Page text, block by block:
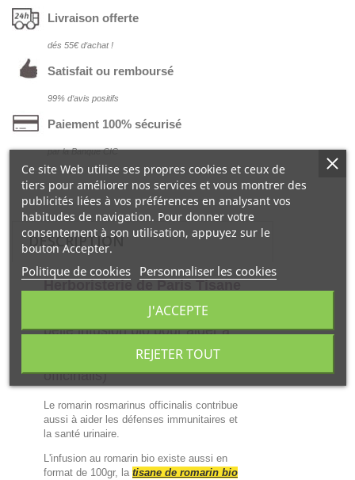
Livraison offerte
dés 55€ d‘achat !
Satisfait ou remboursé
99% d‘avis positifs
Paiement 100% sécurisé
par la Banque CIC
DESCRIPTION
permet de préparer une
belle infusion bio pour aider à
préserver la fonction de la
digestion (par rosmarinus
officinalis)
Le romarin rosmarinus officinalis contribue
aussi à aider les défenses immunitaires et
la santé urinaire.
L'infusion au romarin bio existe aussi en
format de 100gr, la tisane de romarin bio
Ce site Web utilise ses propres cookies et ceux de
tiers pour améliorer nos services et vous montrer des
publicités liées à vos préférences en analysant vos
habitudes de navigation. Pour donner votre
consentement à son utilisation, appuyez sur le
bouton Accepter.
Politique de cookies Personnaliser les cookies
REJETER TOUT
J'ACCEPTE